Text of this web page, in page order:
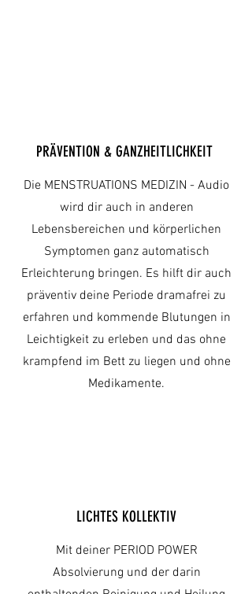
PRÄVENTION & GANZHEITLICHKEIT
Die MENSTRUATIONS MEDIZIN - Audio
wird dir auch in anderen
Lebensbereichen und körperlichen
Symptomen ganz automatisch
Erleichterung bringen. Es hilft dir auch
präventiv deine Periode dramafrei zu
erfahren und kommende Blutungen in
Leichtigkeit zu erleben und das ohne
krampfend im Bett zu liegen und ohne
Medikamente.
LICHTES KOLLEKTIV
Mit deiner PERIOD POWER
Absolvierung und der darin